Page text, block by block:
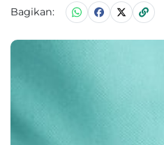
Bagikan: